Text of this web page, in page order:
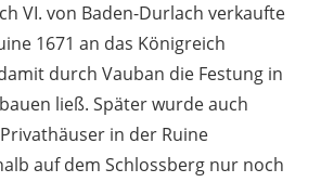
VI. von Baden-Durlach verkaufte
1671 an das Königreich
durch Vauban die Festung in
ließ. Später wurde auch
in der Ruine
auf dem Schlossberg nur noch